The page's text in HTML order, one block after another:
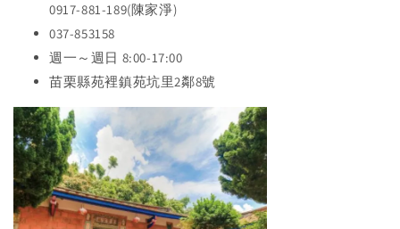
0917-881-189(陳家淨)
037-853158
週一～週日 8:00-17:00
苗栗縣苑裡鎮苑坑里2鄰8號